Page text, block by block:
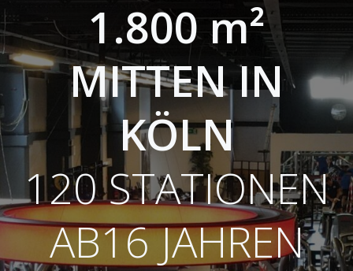
1.800 m²
MITTEN IN
KÖLN
120 STATIONEN
AB16 JAHREN